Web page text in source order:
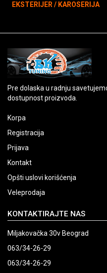
EKSTERIJER / KAROSERIJA
Pre dolaska u radnju
dostupnost proizvoda.
Korpa
Registracija
Prijava
Kontakt
Opšti uslovi korišćenja
Veleprodaja
KONTAKTIRAJTE NAS
Miljakovačka 30v Beograd
063/34-26-29
063/34-26-29